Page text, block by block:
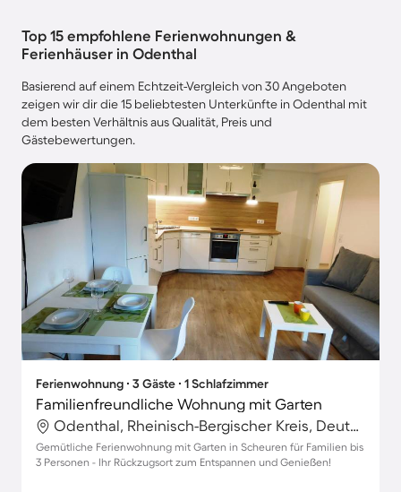
Top 15 empfohlene Ferienwohnungen &
Ferienhäuser in Odenthal
Basierend auf einem Echtzeit-Vergleich von 30 Angeboten
zeigen wir dir die 15 beliebtesten Unterkünfte in Odenthal mit
dem besten Verhältnis aus Qualität, Preis und
Gästebewertungen.
Ferienwohnung ∙ 3 Gäste ∙ 1 Schlafzimmer
Familienfreundliche Wohnung mit Garten
Odenthal, Rheinisch-Bergischer Kreis, Deutschland
Gemütliche Ferienwohnung mit Garten in Scheuren für Familien bis
3 Personen - Ihr Rückzugsort zum Entspannen und Genießen!